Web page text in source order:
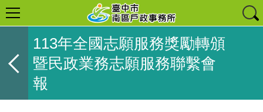
113年全國志願服務獎勵轉頒
暨民政業務志願服務聯繫會
報